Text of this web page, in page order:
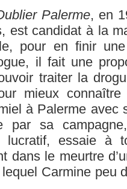
Palerme, en
est candidat à la
pour en finir
il fait une
traiter la
mieux
à Palerme avec
par sa
lucratif, essaie à
dans le meurtre
Carmine peu